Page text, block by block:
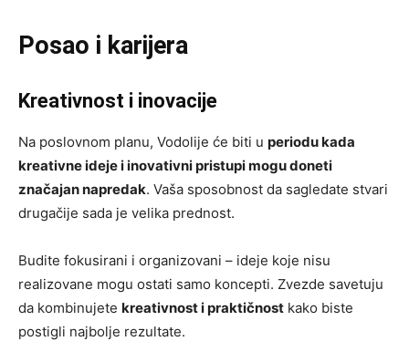
Posao i karijera
Kreativnost i inovacije
Na poslovnom planu, Vodolije će biti u periodu kada
kreativne ideje i inovativni pristupi mogu doneti
značajan napredak. Vaša sposobnost da sagledate stvari
drugačije sada je velika prednost.
Budite fokusirani i organizovani – ideje koje nisu
realizovane mogu ostati samo koncepti. Zvezde savetuju
da kombinujete kreativnost i praktičnost kako biste
postigli najbolje rezultate.